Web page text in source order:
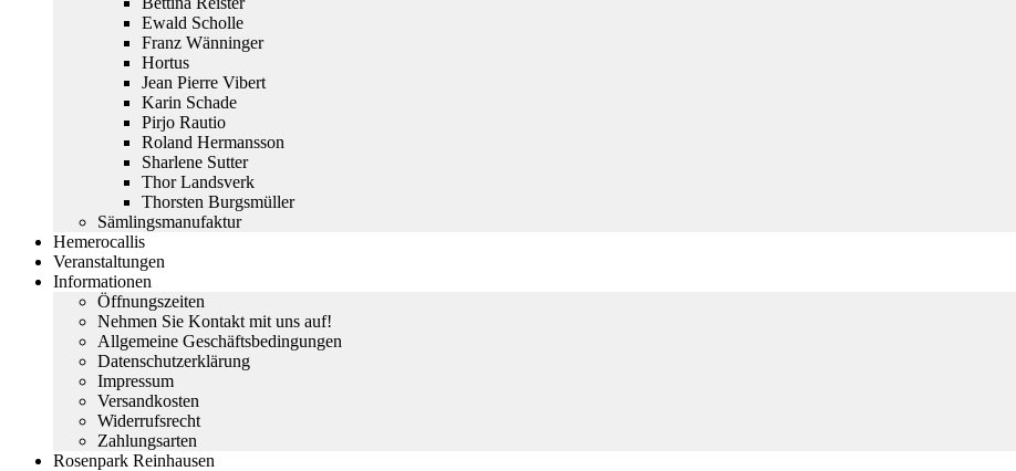
Ewald Scholle
Franz Wänninger
Hortus
Jean Pierre Vibert
Karin Schade
Pirjo Rautio
Roland Hermansson
Sharlene Sutter
Thor Landsverk
Thorsten Burgsmüller
Sämlingsmanufaktur
Hemerocallis
Veranstaltungen
Informationen
Öffnungszeiten
Nehmen Sie Kontakt mit uns auf!
Allgemeine Geschäftsbedingungen
Datenschutzerklärung
Impressum
Versandkosten
Widerrufsrecht
Zahlungsarten
Rosenpark Reinhausen